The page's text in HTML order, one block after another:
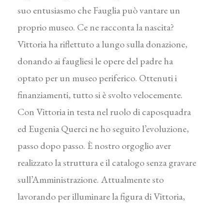
suo entusiasmo che Fauglia può vantare un
proprio museo. Ce ne racconta la nascita?
Vittoria ha riflettuto a lungo sulla donazione,
donando ai faugliesi le opere del padre ha
optato per un museo periferico. Ottenuti i
finanziamenti, tutto si è svolto velocemente.
Con Vittoria in testa nel ruolo di caposquadra
ed Eugenia Querci ne ho seguito l’evoluzione,
passo dopo passo. È nostro orgoglio aver
realizzato la struttura e il catalogo senza gravare
sull’Amministrazione. Attualmente sto
lavorando per illuminare la figura di Vittoria,